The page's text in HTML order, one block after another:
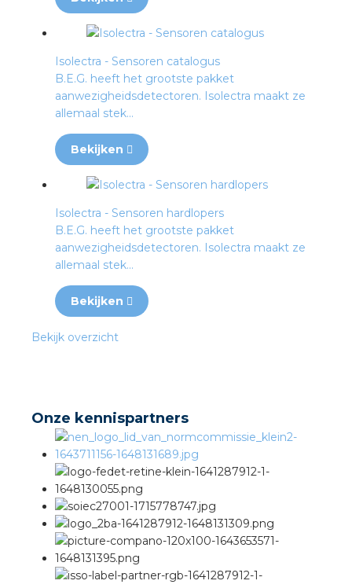
Isolectra - Sensoren catalogus
B.E.G. heeft het grootste pakket
aanwezigheidsdetectoren. Isolectra maakt ze
allemaal stek...
Bekijken
Isolectra - Sensoren hardlopers
B.E.G. heeft het grootste pakket
aanwezigheidsdetectoren. Isolectra maakt ze
allemaal stek...
Bekijken
Bekijk overzicht
Onze kennispartners